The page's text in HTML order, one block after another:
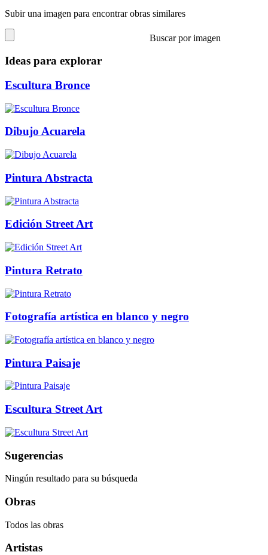
Subir una imagen para encontrar obras similares
Buscar por imagen
Ideas para explorar
Escultura Bronce
Dibujo Acuarela
Pintura Abstracta
Edición Street Art
Pintura Retrato
Fotografía artística en blanco y negro
Pintura Paisaje
Escultura Street Art
Sugerencias
Ningún resultado para su búsqueda
Obras
Todos las obras
Artistas